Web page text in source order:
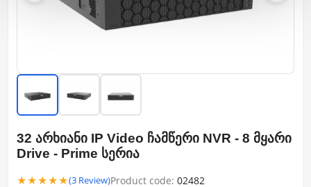
32 არხიანი IP Video ჩამწერი NVR - 8 მყარი
Drive - Prime სერია
★★★★★(3 Review)Product code: 02482